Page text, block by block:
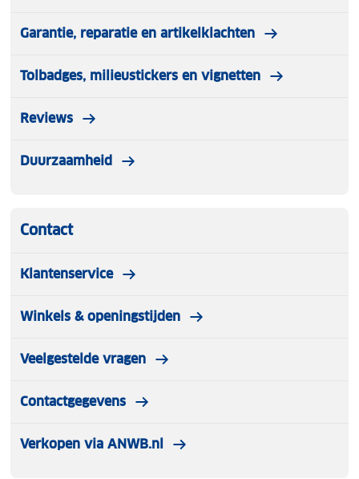
Garantie, reparatie en artikelklachten
Tolbadges, milieustickers en vignetten
Reviews
Duurzaamheid
Contact
Klantenservice
Winkels & openingstijden
Veelgestelde vragen
Contactgegevens
Verkopen via ANWB.nl